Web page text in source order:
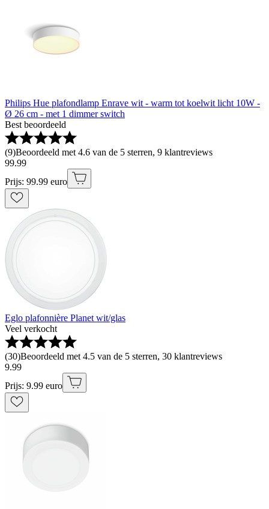
Philips Hue plafondlamp Enrave wit - warm tot koelwit licht 10W -
Ø 26 cm - met 1 dimmer switch
Best beoordeeld
(9)Beoordeeld met 4.6 van de 5 sterren, 9 klantreviews
99.99
Prijs: 99.99 euro
Eglo plafonnière Planet wit/glas
Veel verkocht
(30)Beoordeeld met 4.5 van de 5 sterren, 30 klantreviews
9.99
Prijs: 9.99 euro